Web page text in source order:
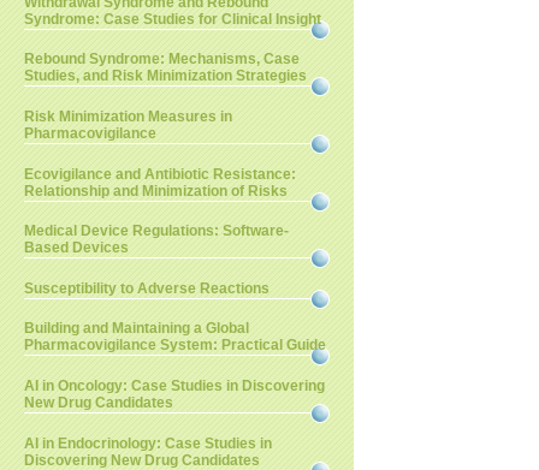
Syndrome: Case Studies for Clinical Insight
Rebound Syndrome: Mechanisms, Case
Studies, and Risk Minimization Strategies
Risk Minimization Measures in
Pharmacovigilance
Ecovigilance and Antibiotic Resistance:
Relationship and Minimization of Risks
Medical Device Regulations: Software-
Based Devices
Susceptibility to Adverse Reactions
Building and Maintaining a Global
Pharmacovigilance System: Practical Guide
AI in Oncology: Case Studies in Discovering
New Drug Candidates
AI in Endocrinology: Case Studies in
Discovering New Drug Candidates